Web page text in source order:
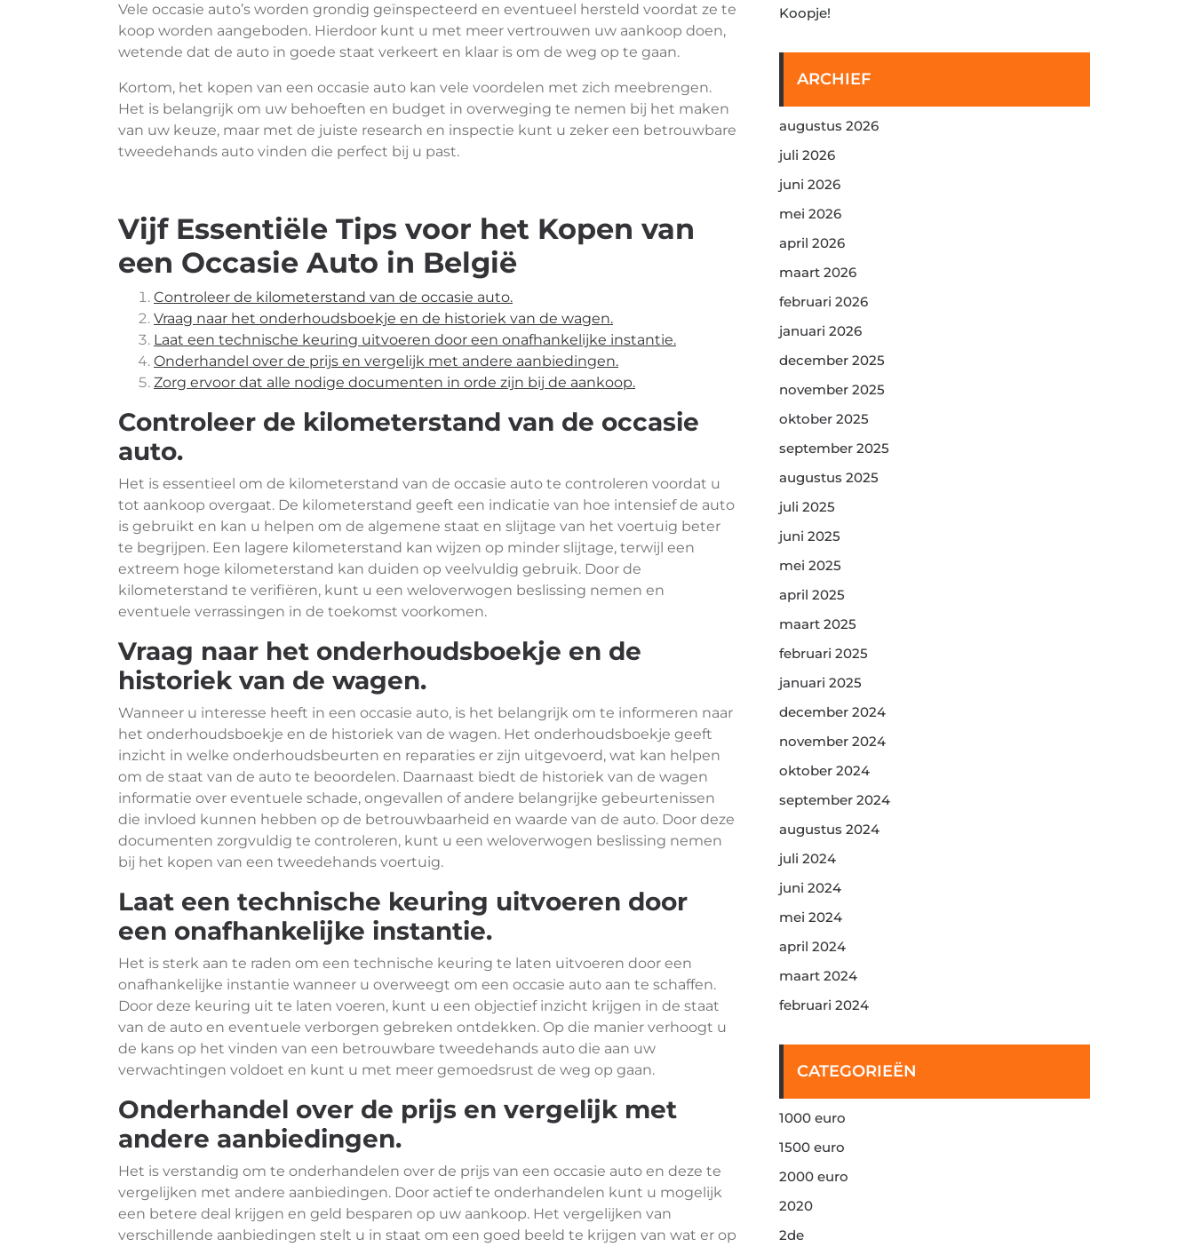
Vele occasie auto’s worden grondig geïnspecteerd en eventueel hersteld voordat ze te
koop worden aangeboden. Hierdoor kunt u met meer vertrouwen uw aankoop doen,
wetende dat de auto in goede staat verkeert en klaar is om de weg op te gaan.
Kortom, het kopen van een occasie auto kan vele voordelen met zich meebrengen.
Het is belangrijk om uw behoeften en budget in overweging te nemen bij het maken
van uw keuze, maar met de juiste research en inspectie kunt u zeker een betrouwbare
tweedehands auto vinden die perfect bij u past.
Vijf Essentiële Tips voor het Kopen van
een Occasie Auto in België
Controleer de kilometerstand van de occasie auto.
Vraag naar het onderhoudsboekje en de historiek van de wagen.
Laat een technische keuring uitvoeren door een onafhankelijke instantie.
Onderhandel over de prijs en vergelijk met andere aanbiedingen.
Zorg ervoor dat alle nodige documenten in orde zijn bij de aankoop.
Controleer de kilometerstand van de occasie
auto.
Het is essentieel om de kilometerstand van de occasie auto te controleren voordat u
tot aankoop overgaat. De kilometerstand geeft een indicatie van hoe intensief de auto
is gebruikt en kan u helpen om de algemene staat en slijtage van het voertuig beter
te begrijpen. Een lagere kilometerstand kan wijzen op minder slijtage, terwijl een
extreem hoge kilometerstand kan duiden op veelvuldig gebruik. Door de
kilometerstand te verifiëren, kunt u een weloverwogen beslissing nemen en
eventuele verrassingen in de toekomst voorkomen.
Vraag naar het onderhoudsboekje en de
historiek van de wagen.
Wanneer u interesse heeft in een occasie auto, is het belangrijk om te informeren naar
het onderhoudsboekje en de historiek van de wagen. Het onderhoudsboekje geeft
inzicht in welke onderhoudsbeurten en reparaties er zijn uitgevoerd, wat kan helpen
om de staat van de auto te beoordelen. Daarnaast biedt de historiek van de wagen
informatie over eventuele schade, ongevallen of andere belangrijke gebeurtenissen
die invloed kunnen hebben op de betrouwbaarheid en waarde van de auto. Door deze
documenten zorgvuldig te controleren, kunt u een weloverwogen beslissing nemen
bij het kopen van een tweedehands voertuig.
Laat een technische keuring uitvoeren door
een onafhankelijke instantie.
Het is sterk aan te raden om een technische keuring te laten uitvoeren door een
onafhankelijke instantie wanneer u overweegt om een occasie auto aan te schaffen.
Door deze keuring uit te laten voeren, kunt u een objectief inzicht krijgen in de staat
van de auto en eventuele verborgen gebreken ontdekken. Op die manier verhoogt u
de kans op het vinden van een betrouwbare tweedehands auto die aan uw
verwachtingen voldoet en kunt u met meer gemoedsrust de weg op gaan.
Onderhandel over de prijs en vergelijk met
andere aanbiedingen.
Het is verstandig om te onderhandelen over de prijs van een occasie auto en deze te
vergelijken met andere aanbiedingen. Door actief te onderhandelen kunt u mogelijk
een betere deal krijgen en geld besparen op uw aankoop. Het vergelijken van
verschillende aanbiedingen stelt u in staat om een goed beeld te krijgen van wat er op
Koopje!
ARCHIEF
augustus 2026
juli 2026
juni 2026
mei 2026
april 2026
maart 2026
februari 2026
januari 2026
december 2025
november 2025
oktober 2025
september 2025
augustus 2025
juli 2025
juni 2025
mei 2025
april 2025
maart 2025
februari 2025
januari 2025
december 2024
november 2024
oktober 2024
september 2024
augustus 2024
juli 2024
juni 2024
mei 2024
april 2024
maart 2024
februari 2024
CATEGORIEËN
1000 euro
1500 euro
2000 euro
2020
2de